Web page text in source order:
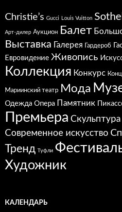
Christie’s Gucci Louis Vuitton
Арт-дилер Аукцион Балет
Выставка Галерея Гардероб
Евровидение Живопись
Коллекция Конкурс
Мариинский театр Мода
Одежда Опера Памятник
Премьера Скульптура
Современное искусство
Тренд Туфли
Художник
КАЛЕНДАРЬ